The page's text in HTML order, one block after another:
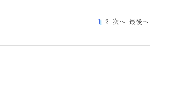
1 2 次へ 最後へ